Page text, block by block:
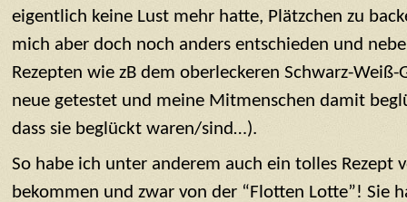
eigentlich keine Lust mehr hatte, Plätzchen zu
mich aber doch noch anders entschieden und
Rezepten wie zB dem oberleckeren Schwarz-
neue getestet und meine Mitmenschen damit
dass sie beglückt waren/sind…).
So habe ich unter anderem auch ein tolles Rezept
bekommen und zwar von der “Flotten Lotte”! Sie